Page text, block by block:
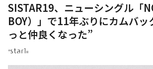
SISTAR19、ニューシングル「
BOY）」で11年ぶりにカムバッ
っと仲良くなった”